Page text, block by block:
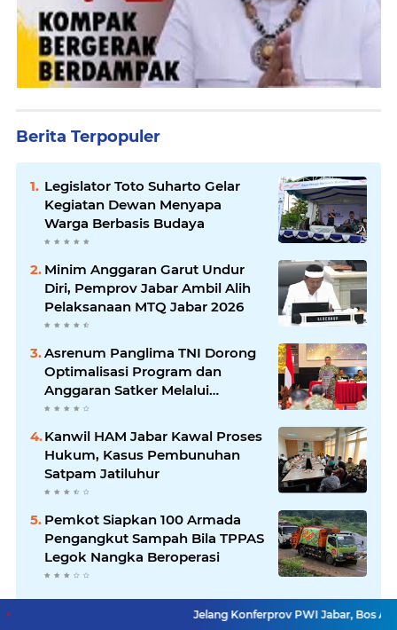
Berita Terpopuler
Legislator Toto Suharto Gelar
Kegiatan Dewan Menyapa
Warga Berbasis Budaya
Minim Anggaran Garut Undur
Diri, Pemprov Jabar Ambil Alih
Pelaksanaan MTQ Jabar 2026
Asrenum Panglima TNI Dorong
Optimalisasi Program dan
Anggaran Satker Melalui
Evaluasi Kinerja
Kanwil HAM Jabar Kawal Proses
Hukum, Kasus Pembunuhan
Satpam Jatiluhur
Pemkot Siapkan 100 Armada
Pengangkut Sampah Bila TPPAS
Legok Nangka Beroperasi
Lihat Selengkapnya
Jelang Konferprov PWI Jabar, Bos Ayo Media